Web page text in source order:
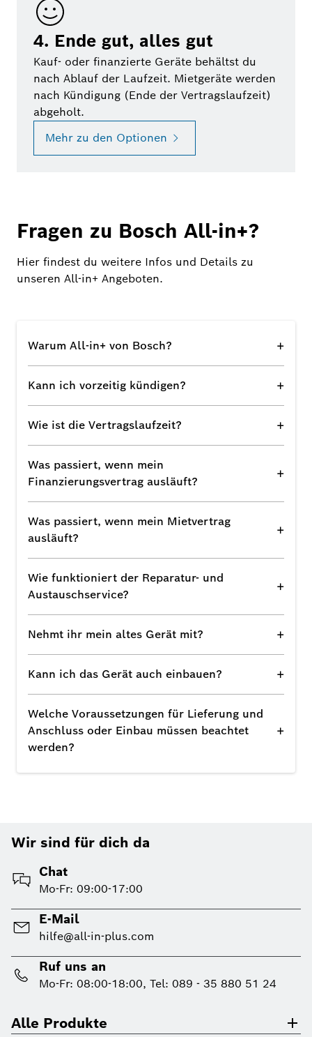
4. Ende gut, alles gut
Kauf- oder finanzierte Geräte behältst du
nach Ablauf der Laufzeit. Mietgeräte werden
nach Kündigung (Ende der Vertragslaufzeit)
abgeholt.
Mehr zu den Optionen
Fragen zu Bosch All-in+?
Hier findest du weitere Infos und Details zu
unseren All-in+ Angeboten.
Warum All-in+ von Bosch? +
Kann ich vorzeitig kündigen? +
Wie ist die Vertragslaufzeit? +
Was passiert, wenn mein
Finanzierungsvertrag ausläuft?
+
Was passiert, wenn mein Mietvertrag
ausläuft?
+
Wie funktioniert der Reparatur- und
Austauschservice?
+
Nehmt ihr mein altes Gerät mit? +
Kann ich das Gerät auch einbauen? +
Welche Voraussetzungen für Lieferung und
Anschluss oder Einbau müssen beachtet
werden?
+
Wir sind für dich da
Chat
Mo-Fr: 09:00-17:00
E-Mail
hilfe@all-in-plus.com
Ruf uns an
Mo-Fr: 08:00-18:00, Tel: 089 - 35 880 51 24
Alle Produkte